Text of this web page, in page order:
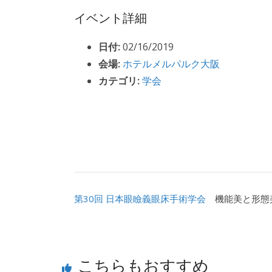
イベント詳細
日付:02/16/2019
会場:ホテルメルパルク大阪
カテゴリ:学会
第30回 日本眼瞼義眼床手術学会 機能美と形態
こちらもおすすめ